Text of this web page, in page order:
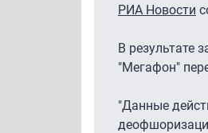
РИА Новости
В результате
"Мегафон"
"Данные